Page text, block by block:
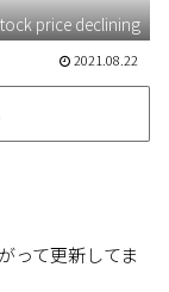
price declining
2021.08.22
って更新してま